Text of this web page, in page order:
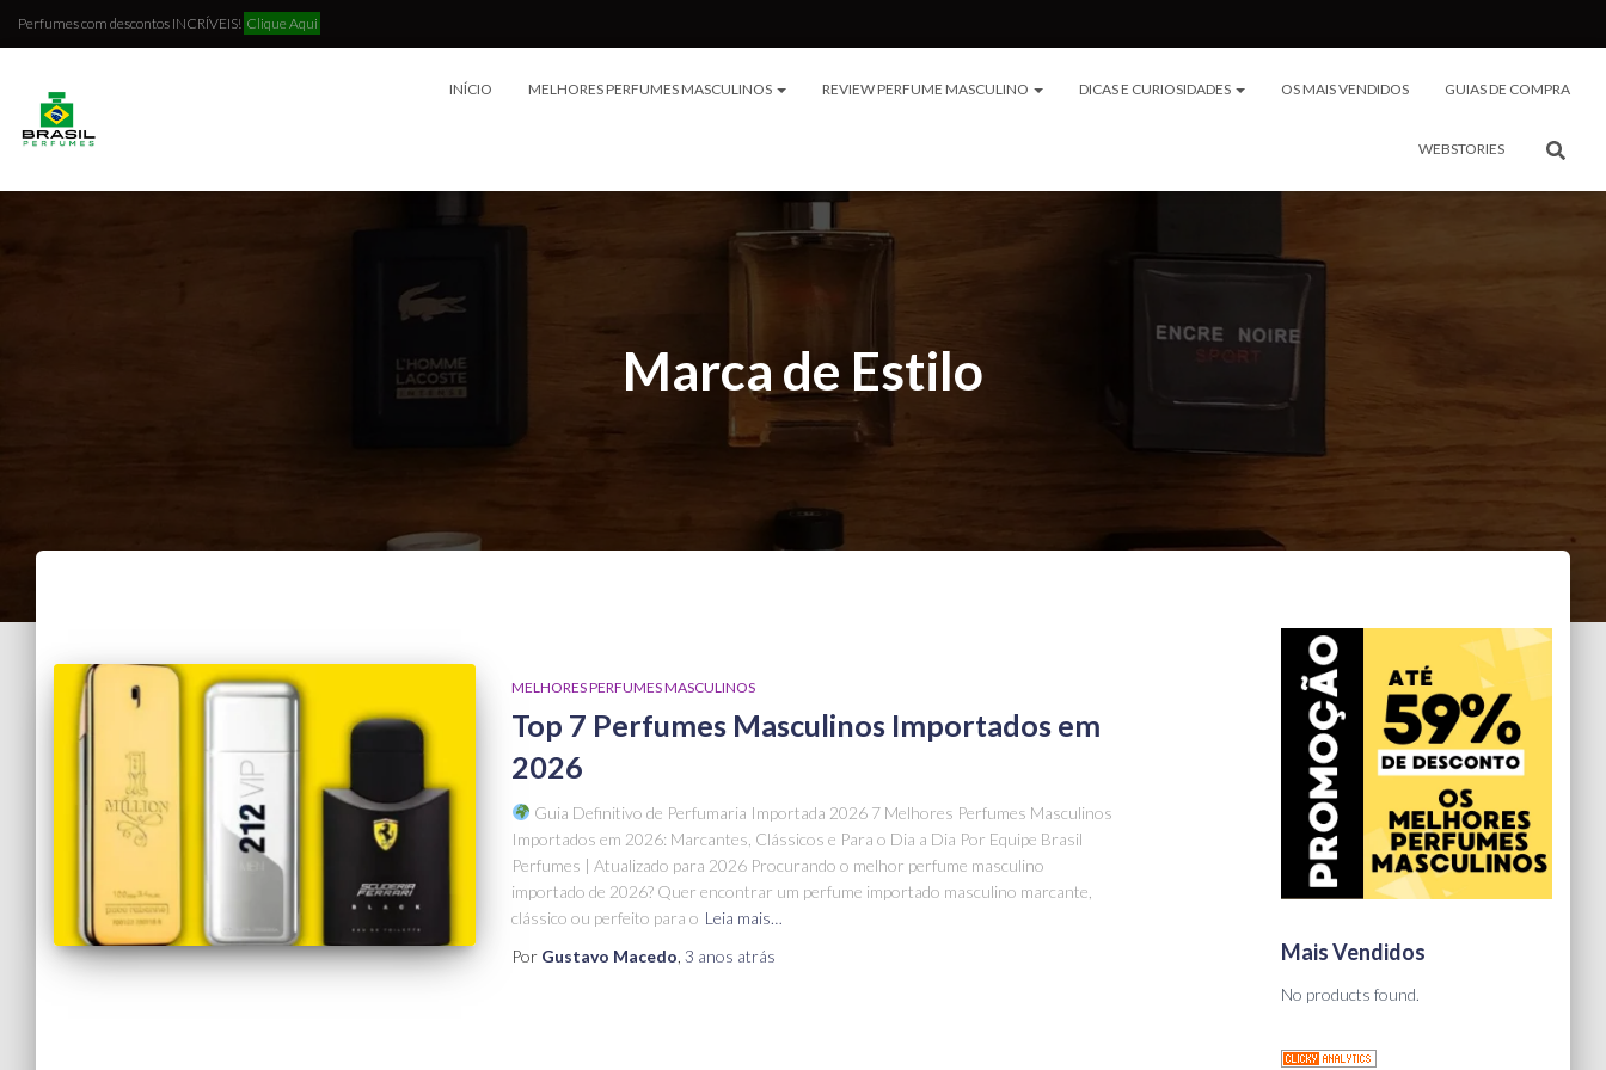
Perfumes com descontos INCRÍVEIS! Clique Aqui
INÍCIO MELHORES PERFUMES MASCULINOS REVIEW PERFUME MASCULINO DICAS E CURIOSIDADES OS MAIS VENDIDOS GUIAS DE COMPRA
WEBSTORIES
Marca de Estilo
MELHORES PERFUMES MASCULINOS
Top 7 Perfumes Masculinos Importados em
2026
Guia Definitivo de Perfumaria Importada 2026 7 Melhores Perfumes Masculinos
Importados em 2026: Marcantes, Clássicos e Para o Dia a Dia Por Equipe Brasil
Perfumes | Atualizado para 2026 Procurando o melhor perfume masculino
importado de 2026? Quer encontrar um perfume importado masculino marcante,
clássico ou perfeito para o Leia mais…
Por Gustavo Macedo ,3 anos atrás Mais Vendidos
No products found.